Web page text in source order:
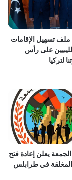
تسهيل الإقامات
على رأس
لتركيا
يعلن إعادة فتح
في طرابلس